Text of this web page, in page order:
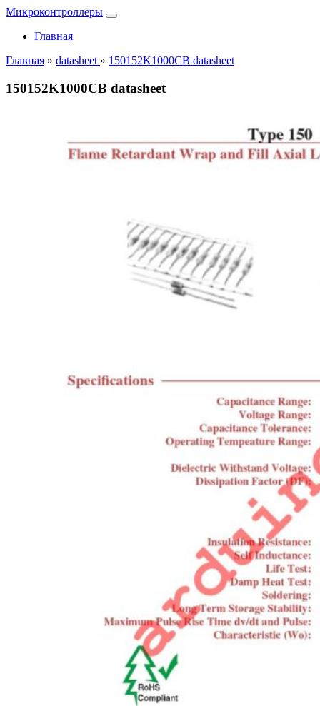
Микроконтроллеры
Главная
Главная » datasheet » 150152K1000CB datasheet
150152K1000CB datasheet